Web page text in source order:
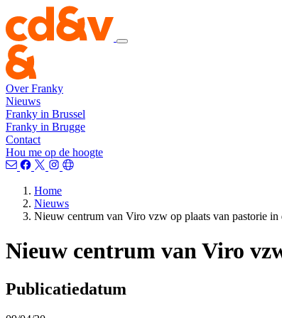
Over Franky
Nieuws
Franky in Brussel
Franky in Brugge
Contact
Hou me op de hoogte
Home
Nieuws
Nieuw centrum van Viro vzw op plaats van pastorie in
Nieuw centrum van Viro
Publicatiedatum